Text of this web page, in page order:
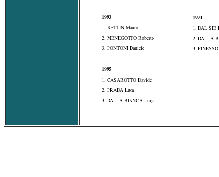
1993
1. BETTIN Mauro
2. MENEGOTTO Roberto
3. PONTONI Daniele
1995
1. CASAROTTO Davide
2. PRADA Luca
3. DALLA BIANCA Luigi
1994
1. DAL SIE
2. DALLA
3. FINESSO